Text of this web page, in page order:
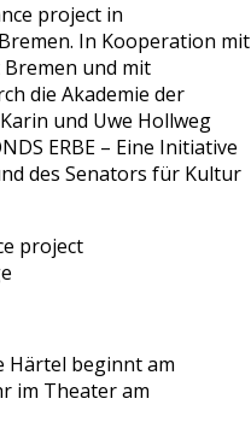
project in
In Kooperation mit
und mit
die Akademie der
und Uwe Hollweg
ERBE – Eine Initiative
des Senators für Kultur
project
Härtel beginnt am
im Theater am